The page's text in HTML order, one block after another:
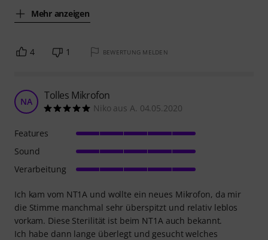
Mehr anzeigen
4 1 BEWERTUNG MELDEN
NA Tolles Mikrofon
Niko aus A. 04.05.2020
Ich kam vom NT1A und wollte ein neues Mikrofon, da mir
die Stimme manchmal sehr überspitzt und relativ leblos
vorkam. Diese Sterilität ist beim NT1A auch bekannt.
Ich habe dann lange überlegt und gesucht welches
Features
Sound
Verarbeitung